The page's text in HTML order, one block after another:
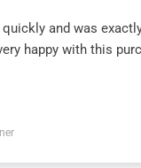
and was
happy with this